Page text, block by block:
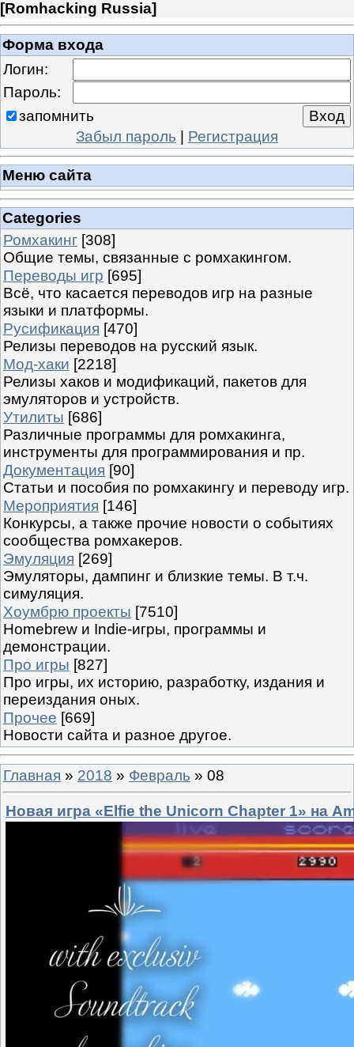
[Romhacking Russia]
Форма входа
Логин:
Пароль:
запомнить
Забыл пароль | Регистрация
Меню сайта
Categories
Ромхакинг [308]
Общие темы, связанные с ромхакингом.
Переводы игр [695]
Всё, что касается переводов игр на разные
языки и платформы.
Русификация [470]
Релизы переводов на русский язык.
Мод-хаки [2218]
Релизы хаков и модификаций, пакетов для
эмуляторов и устройств.
Утилиты [686]
Различные программы для ромхакинга,
инструменты для программирования и пр.
Документация [90]
Статьи и пособия по ромхакингу и переводу игр.
Мероприятия [146]
Конкурсы, а также прочие новости о событиях
сообщества ромхакеров.
Эмуляция [269]
Эмуляторы, дампинг и близкие темы. В т.ч.
симуляция.
Хоумбрю проекты [7510]
Homebrew и Indie-игры, программы и
демонстрации.
Про игры [827]
Про игры, их историю, разработку, издания и
переиздания оных.
Прочее [669]
Новости сайта и разное другое.
Главная » 2018 » Февраль » 08
Новая игра «Elfie the Unicorn Chapter 1» на